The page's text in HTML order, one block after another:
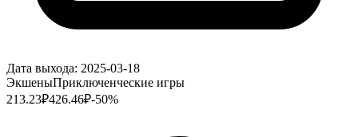
Дата выхода: 2025-03-18
ЭкшеныПриключенческие игры
213.23₽426.46₽-50%